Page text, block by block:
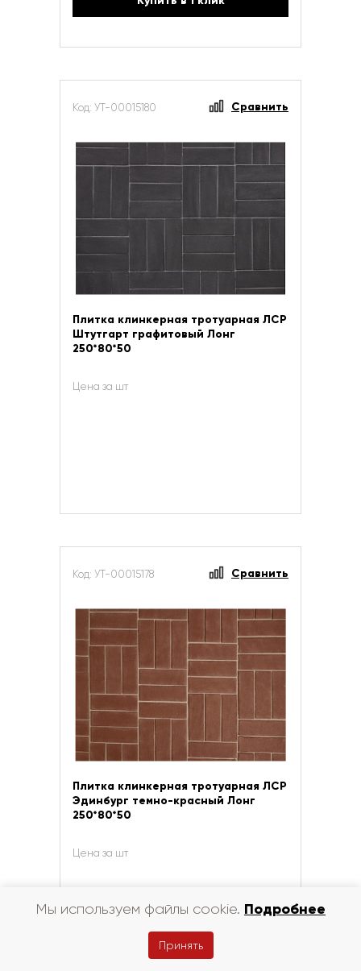
Код: УТ-00015180 Сравнить
Плитка клинкерная тротуарная ЛСР
Штутгарт графитовый Лонг
250*80*50
Цена за шт
Код: УТ-00015178 Сравнить
Плитка клинкерная тротуарная ЛСР
Эдинбург темно-красный Лонг
250*80*50
Цена за шт
Мы используем файлы cookie. Подробнее
Принять